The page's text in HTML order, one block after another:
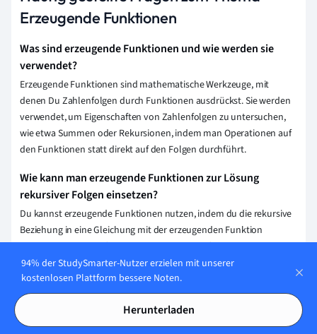
Erzeugende Funktionen
Was sind erzeugende Funktionen und wie werden sie
verwendet?
Erzeugende Funktionen sind mathematische Werkzeuge, mit
denen Du Zahlenfolgen durch Funktionen ausdrückst. Sie werden
verwendet, um Eigenschaften von Zahlenfolgen zu untersuchen,
wie etwa Summen oder Rekursionen, indem man Operationen auf
den Funktionen statt direkt auf den Folgen durchführt.
Wie kann man erzeugende Funktionen zur Lösung
rekursiver Folgen einsetzen?
Du kannst erzeugende Funktionen nutzen, indem du die rekursive
Beziehung in eine Gleichung mit der erzeugenden Funktion
übersetzt. Durch Umformen dieser Gleichung findest du die
geschlossene Form der erzeugenden Funktion und leitest daraus
die explizite Form der rekursiven Folge ab.
Welche Arten von erzeugenden Funktionen gibt es und
wofür werden sie jeweils eingesetzt?
94% der StudySmarter-Nutzer erzielen mit unserer
kostenlosen Plattform bessere Noten.
Herunterladen